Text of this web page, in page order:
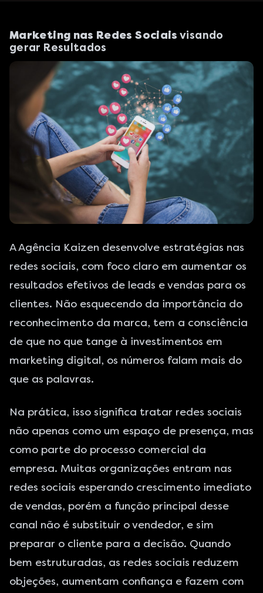
Marketing nas Redes Sociais visando
gerar Resultados
AAgência Kaizen desenvolve estratégias nas
redes sociais, com foco claro em aumentar os
resultados efetivos de leads e vendas para os
clientes. Não esquecendo da importância do
reconhecimento da marca, tem a consciência
de que no que tange à investimentos em
marketing digital, os números falam mais do
que as palavras.
Na prática, isso significa tratar redes sociais
não apenas como um espaço de presença, mas
como parte do processo comercial da
empresa. Muitas organizações entram nas
redes sociais esperando crescimento imediato
de vendas, porém a função principal desse
canal não é substituir o vendedor, e sim
preparar o cliente para a decisão. Quando
bem estruturadas, as redes sociais reduzem
objeções, aumentam confiança e fazem com